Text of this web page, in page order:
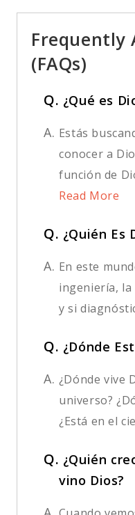
Frequently
(FAQs)
Q. ¿Qué es
A. Estás
conocer a
función de
Read More
Q. ¿Quién Es
A. En este
ingeniería,
y si
Q. ¿Dónde
A. ¿Dónde vive
universo?
¿Está en el
Q. ¿Quién
vino Dios?